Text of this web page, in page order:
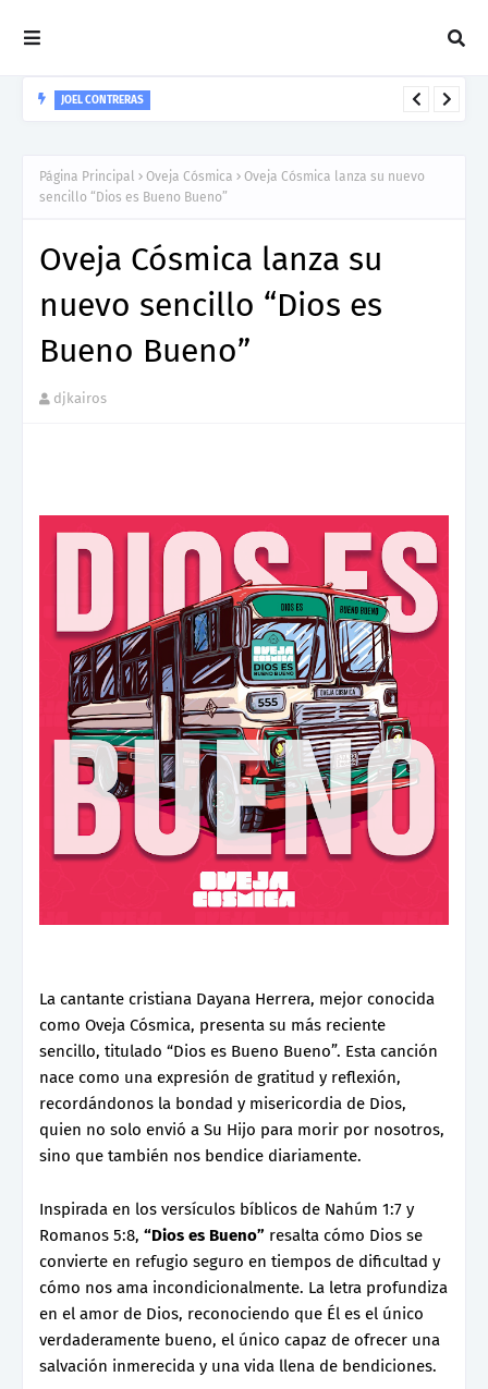
JOEL CONTRERAS
Página Principal Oveja Cósmica
Oveja Cósmica lanza su nuevo
sencillo “Dios es Bueno Bueno”
Oveja Cósmica lanza su
nuevo sencillo “Dios es
Bueno Bueno”
djkairos
La cantante cristiana Dayana Herrera, mejor conocida
como Oveja Cósmica, presenta su más reciente
sencillo, titulado “Dios es Bueno Bueno”. Esta canción
nace como una expresión de gratitud y reflexión,
recordándonos la bondad y misericordia de Dios,
quien no solo envió a Su Hijo para morir por nosotros,
sino que también nos bendice diariamente.
Inspirada en los versículos bíblicos de Nahúm 1:7 y
Romanos 5:8, “Dios es Bueno” resalta cómo Dios se
convierte en refugio seguro en tiempos de dificultad y
cómo nos ama incondicionalmente. La letra profundiza
en el amor de Dios, reconociendo que Él es el único
verdaderamente bueno, el único capaz de ofrecer una
salvación inmerecida y una vida llena de bendiciones.